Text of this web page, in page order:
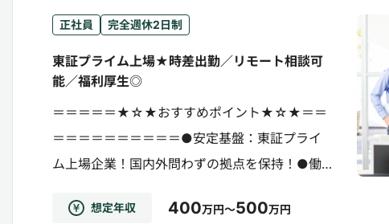
正社員 完全週休2日制
東証プライム上場★時差出勤／リモート相談可
能／福利厚生◎
＝＝＝＝＝★☆★おすすめポイント★☆★＝＝
＝＝＝＝＝＝＝＝＝＝●安定基盤：東証プライ
ム上場企業！国内外問わずの拠点を保持！●働
福利厚生◎●社風：任せる業務幅も広く、活気
想定年収 400万円～500万円